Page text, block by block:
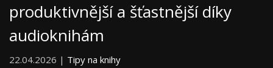
produktivnější a šťastnější díky
audioknihám
22.04.2026 | Tipy na knihy